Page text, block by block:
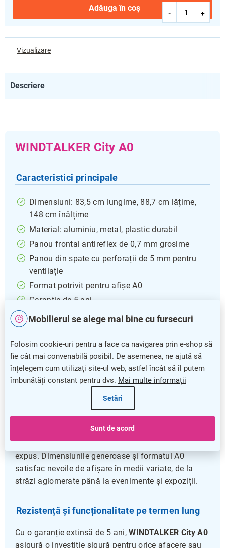
Mobilierul se alege mai bine cu fursecuri
Folosim cookie-uri pentru a face ca navigarea prin e-shop să
fie cât mai convenabilă posibil. De asemenea, ne ajută să
înțelegem cum utilizați site-ul web, astfel încât să îl putem
îmbunătăți constant pentru dvs. Mai multe informații
Setări
Sunt de acord
Adăuga în coş
Vizualizare
Descriere
WINDTALKER City A0
Caracteristici principale
Dimensiuni: 83,5 cm lungime, 88,7 cm lățime,
148 cm înălțime
Material: aluminiu, metal, plastic durabil
Panou frontal antireflex de 0,7 mm grosime
Panou din spate cu perforații de 5 mm pentru
ventilație
Format potrivit pentru afișe A0
Garanție de 5 ani
WINDTALKER City A0este soluția ideală pentru
comerciale, oferind o stabilitate și durabilitate
excelente. Designul său robust din aluminiu, metal și
plastic asigură o rezistență în fața condițiilor
exterioare, iar panoul frontal antireflex garantează
vizibilitate clară, fără străluciri neplăcute.
Perforațiile fine de 5 mm de pe panoul din spate
contribuie la o ventilație optimă, prevenind
acumularea de umezeală și deteriorarea afișului
expus. Dimensiunile generoase și formatul A0
satisfac nevoile de afișare în medii variate, de la
străzi aglomerate până la evenimente și expoziții.
Rezistență și funcționalitate pe termen lung
Cu o garanție extinsă de 5 ani,WINDTALKER City A0
asigură o investiție sigură pentru orice afacere sau